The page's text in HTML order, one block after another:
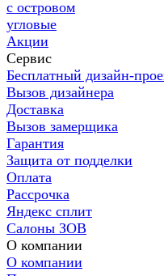
с островом
угловые
Акции
Сервис
Бесплатный дизайн-
Вызов дизайнера
Доставка
Вызов замерщика
Гарантия
Защита от подделки
Оплата
Рассрочка
Яндекс сплит
Салоны ЗОВ
О компании
О компании